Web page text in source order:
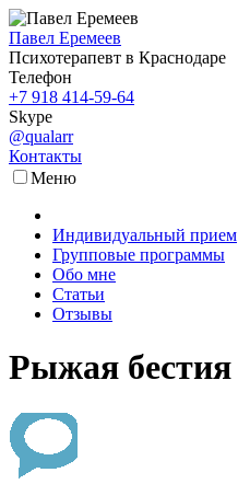
Павел Еремеев
Психотерапевт в Краснодаре
Телефон
+7 918 414-59-64
Skype
@qualarr
Контакты
Меню
Индивидуальный прием
Групповые программы
Обо мне
Статьи
Отзывы
Рыжая бестия